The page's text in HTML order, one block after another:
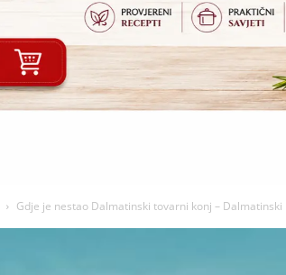
Gdje je nestao Dalmatinski tovarni konj – Dalmatinski